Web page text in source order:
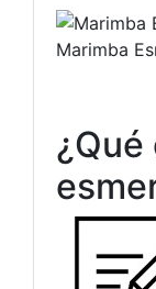
Marimba
¿Qué